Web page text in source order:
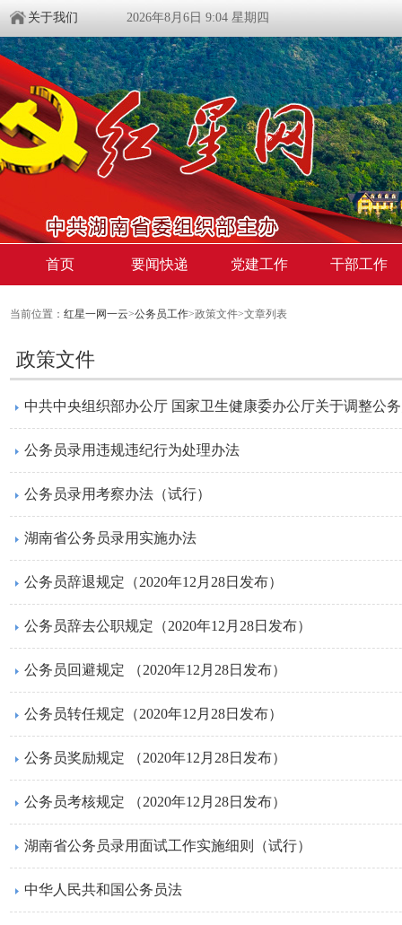
关于我们 2026年8月6日 9:04 星期四
首页 要闻快递 党建工作 干部工作
当前位置： 红星一网一云>公务员工作>政策文件>文章列表
政策文件
公务员录用违规违纪行为处理办法
公务员录用考察办法（试行）
湖南省公务员录用实施办法
公务员辞退规定（2020年12月28日发布）
公务员辞去公职规定（2020年12月28日发布）
公务员回避规定 （2020年12月28日发布）
公务员转任规定（2020年12月28日发布）
公务员奖励规定 （2020年12月28日发布）
公务员考核规定 （2020年12月28日发布）
湖南省公务员录用面试工作实施细则（试行）
中华人民共和国公务员法